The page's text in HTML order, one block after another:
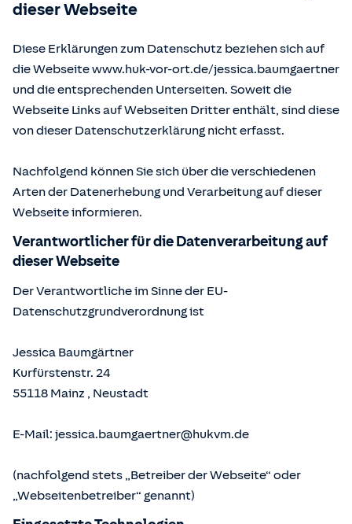
dieser Webseite
Diese Erklärungen zum Datenschutz beziehen sich auf
die Webseite www.huk-vor-ort.de/jessica.baumgaertner
und die entsprechenden Unterseiten. Soweit die
Webseite Links auf Webseiten Dritter enthält, sind diese
von dieser Datenschutzerklärung nicht erfasst.
Nachfolgend können Sie sich über die verschiedenen
Arten der Datenerhebung und Verarbeitung auf dieser
Webseite informieren.
Verantwortlicher für die Datenverarbeitung auf
dieser Webseite
Der Verantwortliche im Sinne der EU-
Datenschutzgrundverordnung ist
Jessica Baumgärtner
Kurfürstenstr. 24
55118 Mainz , Neustadt
E-Mail: jessica.baumgaertner@hukvm.de
(nachfolgend stets „Betreiber der Webseite“ oder
„Webseitenbetreiber“ genannt)